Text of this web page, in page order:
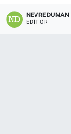
NEVRE DUMAN
EDITÖR